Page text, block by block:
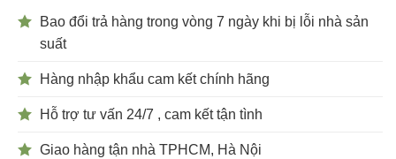
Bao đổi trả hàng trong vòng 7 ngày khi bị lỗi nhà sản
suất
Hàng nhập khẩu cam kết chính hãng
Hỗ trợ tư vấn 24/7 , cam kết tận tình
Giao hàng tận nhà TPHCM, Hà Nội